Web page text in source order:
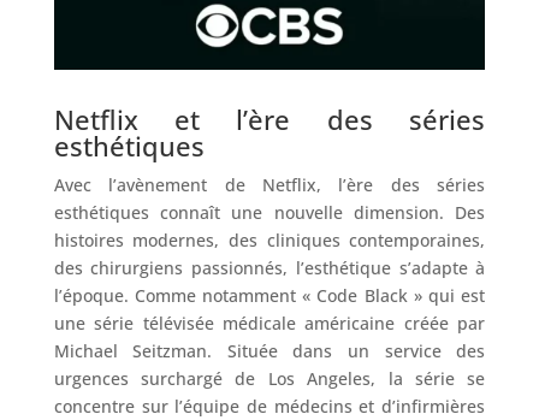
Netflix et l’ère des séries
esthétiques
Avec l’avènement de Netflix, l’ère des séries
esthétiques connaît une nouvelle dimension. Des
histoires modernes, des cliniques contemporaines,
des chirurgiens passionnés, l’esthétique s’adapte à
l’époque. Comme notamment « Code Black » qui est
une série télévisée médicale américaine créée par
Michael Seitzman. Située dans un service des
urgences surchargé de Los Angeles, la série se
concentre sur l’équipe de médecins et d’infirmières